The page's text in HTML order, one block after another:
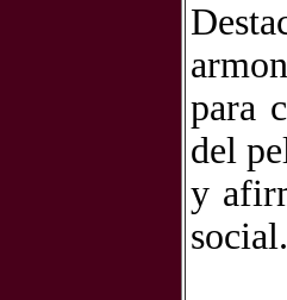
para
del
y
social.